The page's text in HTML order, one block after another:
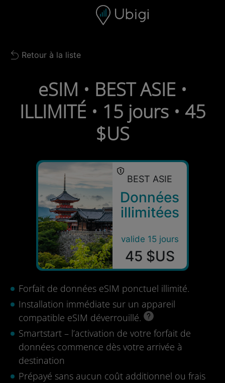
Barre de navigation Bas de page
Back to list
Retour à la liste
eSIM • BEST ASIE •
ILLIMITÉ • 15 jours • 45
$US
BEST ASIE
Données
illimitées
valide 15 jours
45 $US
Forfait de données eSIM ponctuel illimité.
Installation immédiate sur un appareil
compatible eSIM déverrouillé.
Smartstart – l’activation de votre forfait de
données commence dès votre arrivée à
destination
Prépayé sans aucun coût additionnel ou frais